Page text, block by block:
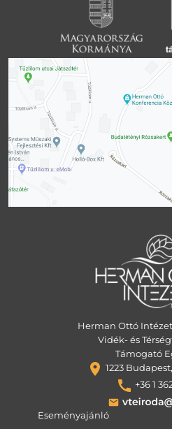
Herman Ottó
Vidék- és
Támogató
1223
+36 1
Eseményajánló